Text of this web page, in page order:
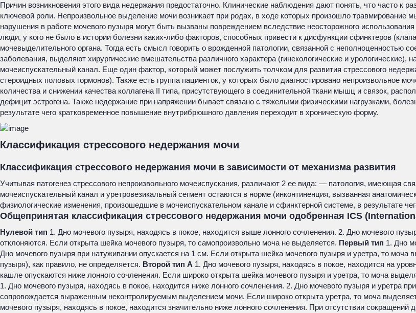
Причин возникновения этого вида недержания предостаточно. Клинические наблюдения дают понять, что часто к
ключевой роли. Непроизвольное выделение мочи возникает при родах, в ходе которых произошло
нарушения в работе мочевого пузыря могут быть вызваны повреждением вследствие неосторожного
люди, у кого не было в истории болезни каких-либо факторов, способных привести к дисфункции сфинктеров
мочевыделительного органа. Тогда есть смысл говорить о врожденной патологии, связанной с неполноценностью
заболевания, выделяют хирургические вмешательства различного характера (гинекологические и
мочеиспускательный канал. Еще один фактор, который может послужить толчком для развития стрессового
стероидных половых гормонов). Также есть группа пациенток, у которых было диагностировано непроизвольное
количества и снижении качества коллагена II типа, присутствующего в соединительной ткани мышц и связок,
дефицит эстрогена. Также недержание при напряжении бывает связано с тяжелыми физическими нагрузками,
результате чего кратковременное повышение внутрибрюшного давления переходит в хроническую форму.
Классификация стрессового недержания мочи
Классификация стрессового недержания мочи в зависимости от механизма развития
Учитывая патогенез стрессового непроизвольного мочеиспускания, различают 2 ее вида: — патология, имеющая
мочеиспускательный канал и уретровезикальный сегмент остаются в норме (инконтиненция, вызванная
физиологические изменения, произошедшие в мочеиспускательном канале и сфинктерной системе, в результате
Общепринятая классификация стрессового недержания мочи одобренная ICS
Нулевой тип 1. Дно мочевого пузыря, находясь в покое, находится выше лонного сочленения. 2. Дно мочевого
отклоняются. Если открыта шейка мочевого пузыря, то самопроизвольно моча не выделяется. Первый тип 1. Дно
Дно мочевого пузыря при натуживании опускается на 1 см. Если открыта шейка мочевого пузыря и уретра, то
пузыря), как правило, не определяется. Второй тип А 1. Дно мочевого пузыря, находясь в покое, находится на
кашле опускаются ниже лонного сочленения. Если широко открыта шейка мочевого пузыря и уретра, то моча
1. Дно мочевого пузыря, находясь в покое, находится ниже лонного сочленения. 2. Дно мочевого пузыря и уретра
сопровождается выраженным неконтролируемым выделением мочи. Если широко открыта уретра, то моча
мочевого пузыря, находясь в покое, находится значительно ниже лонного сочленения. При отсутствии